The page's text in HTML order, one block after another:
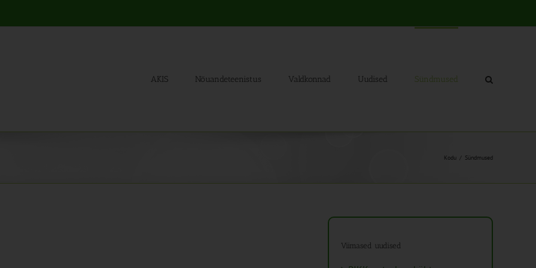
AKIS Nõuandeteenistus Valdkonnad Uudised Sündmused
Kodu Sündmused
Viimased uudised